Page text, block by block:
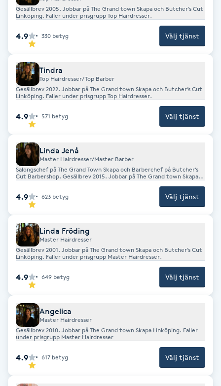
Fotsvamp
Fotvård
Fransar
Fransborttagning
Fransfärgning
Fransförlängning
Fransförlängning Megavolym
Fransförlängning Volym
Fransk manikyr
Fransrengöring
Frekvensterapi
Friskvård
Friskvårdsmassage
Gesällbrev 2005. Jobbar på The Grand town Skapa och Butcher’s Cut
Linköping. Faller under prisgrupp Top Hairdresser.
4.9 330 betyg Välj tjänst
Tindra
Top Hairdresser/Top Barber
Gesällbrev 2022. Jobbar på The Grand town Skapa och Butcher’s Cut
Linköping. Faller under prisgrupp Top Hairdresser.
4.9 571 betyg Välj tjänst
Linda Jenå
Master Hairdresser/Master Barber
Salongschef på The Grand Town Skapa och Barberchef på Butcher’s
Cut Barbershop. Gesällbrev 2015. Jobbar på The Grand town Skapa
4.9 623 betyg Välj tjänst
Linda Fröding
Master Hairdresser
Gesällbrev 2001. Jobbar på The Grand town Skapa och Butcher’s Cut
Linköping. Faller under prisgrupp Master Hairdresser.
4.9 649 betyg Välj tjänst
Angelica
Master Hairdresser
Gesällbrev 2010. Jobbar på The Grand town Skapa Linköping. Faller
under prisgrupp Master Hairdresser
4.9 617 betyg Välj tjänst